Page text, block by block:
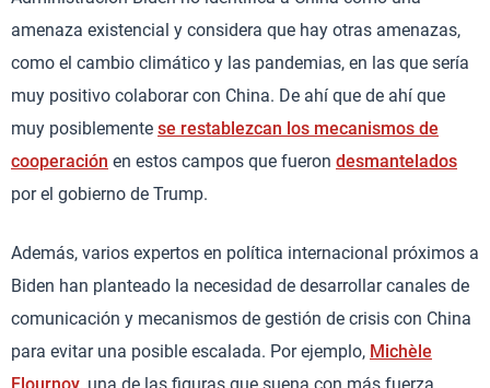
amenaza existencial y considera que hay otras amenazas,
como el cambio climático y las pandemias, en las que sería
muy positivo colaborar con China. De ahí que de ahí que
muy posiblemente se restablezcan los mecanismos de
cooperación en estos campos que fueron desmantelados
por el gobierno de Trump.
Además, varios expertos en política internacional próximos a
Biden han planteado la necesidad de desarrollar canales de
comunicación y mecanismos de gestión de crisis con China
para evitar una posible escalada. Por ejemplo, Michèle